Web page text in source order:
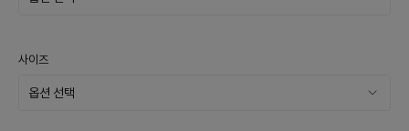
사이즈